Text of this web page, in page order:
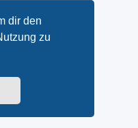
dir den
zu